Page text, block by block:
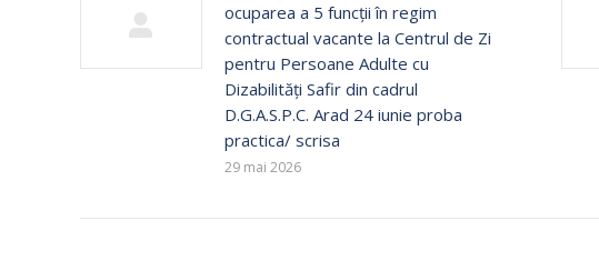
ocuparea a 5 funcții în regim
contractual vacante la Centrul de Zi
pentru Persoane Adulte cu
Dizabilități Safir din cadrul
D.G.A.S.P.C. Arad 24 iunie proba
practica/ scrisa
29 mai 2026